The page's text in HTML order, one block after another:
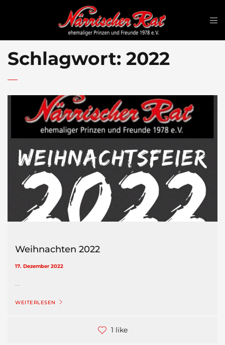
Schlagwort: 2022
Weihnachten 2022
17. Dezember 2022
...
WEITERLESEN
1 like